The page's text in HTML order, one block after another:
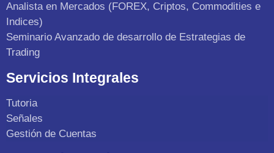
Analista en Mercados (FOREX, Criptos, Commodities e
Indices)
Seminario Avanzado de desarrollo de Estrategias de
Trading
Servicios Integrales
Tutoria
Señales
Gestión de Cuentas